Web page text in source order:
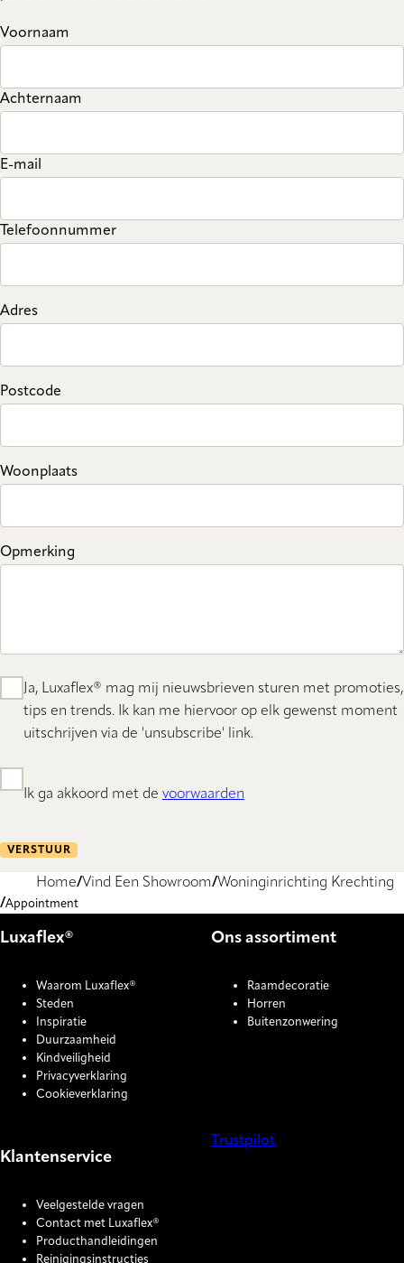
Voornaam
Achternaam
E-mail
Telefoonnummer
Adres
Postcode
Woonplaats
Opmerking
Ja, Luxaflex® mag mij nieuwsbrieven sturen met promoties,
tips en trends. Ik kan me hiervoor op elk gewenst moment
uitschrijven via de 'unsubscribe' link.
Ik ga akkoord met de voorwaarden
VERSTUUR
Home Vind Een Showroom Woninginrichting Krechting
Appointment
Luxaflex®
Waarom Luxaflex®
Steden
Inspiratie
Duurzaamheid
Kindveiligheid
Privacyverklaring
Cookieverklaring
Ons assortiment
Raamdecoratie
Horren
Buitenzonwering
Klantenservice
Veelgestelde vragen
Contact met Luxaflex®
Producthandleidingen
Reinigingsinstructies
Trustpilot